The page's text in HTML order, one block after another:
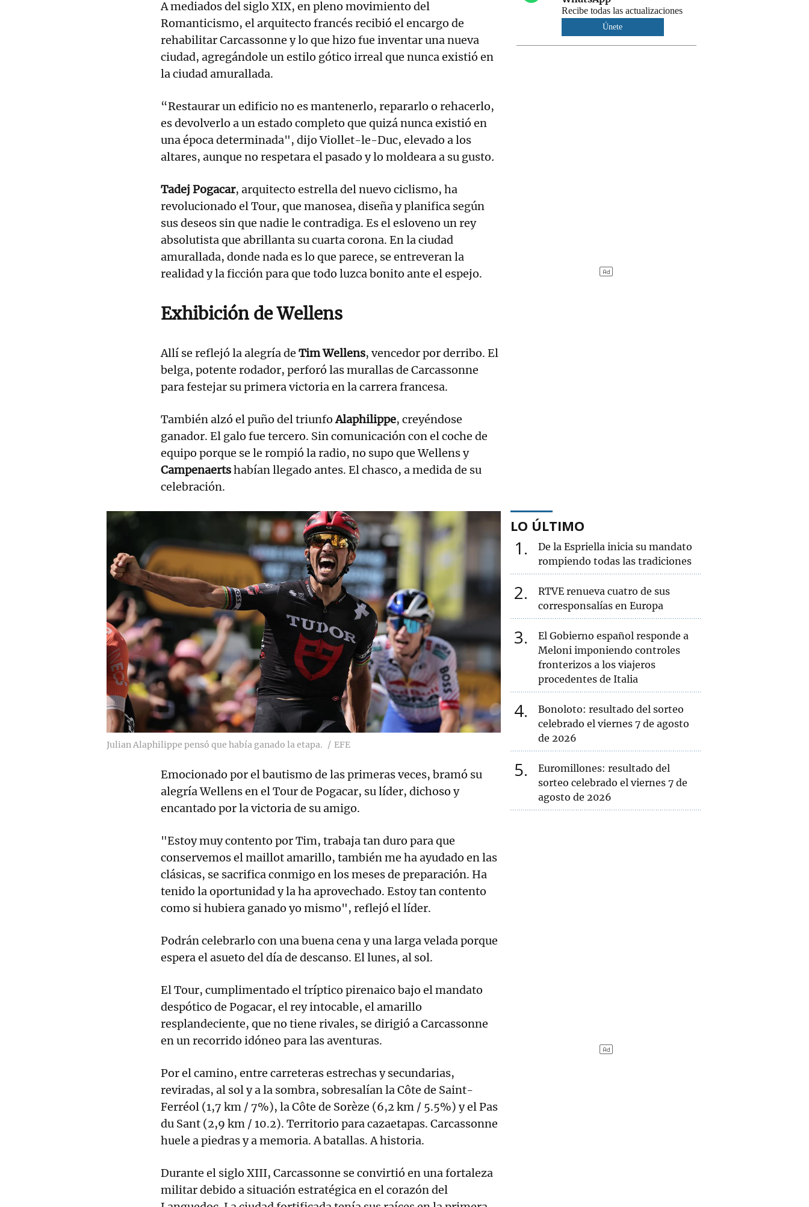
A mediados del siglo XIX, en pleno movimiento del
Romanticismo, el arquitecto francés recibió el encargo de
rehabilitar Carcassonne y lo que hizo fue inventar una nueva
ciudad, agregándole un estilo gótico irreal que nunca existió en
la ciudad amurallada.
“Restaurar un edificio no es mantenerlo, repararlo o rehacerlo,
es devolverlo a un estado completo que quizá nunca existió en
una época determinada", dijo Viollet-le-Duc, elevado a los
altares, aunque no respetara el pasado y lo moldeara a su gusto.
Tadej Pogacar, arquitecto estrella del nuevo ciclismo, ha
revolucionado el Tour, que manosea, diseña y planifica según
sus deseos sin que nadie le contradiga. Es el esloveno un rey
absolutista que abrillanta su cuarta corona. En la ciudad
amurallada, donde nada es lo que parece, se entreveran la
realidad y la ficción para que todo luzca bonito ante el espejo.
Exhibición de Wellens
Allí se reflejó la alegría de Tim Wellens, vencedor por derribo. El
belga, potente rodador, perforó las murallas de Carcassonne
para festejar su primera victoria en la carrera francesa.
También alzó el puño del triunfoAlaphilippe, creyéndose
ganador. El galo fue tercero. Sin comunicación con el coche de
equipo porque se le rompió la radio, no supo que Wellens y
Campenaertshabían llegado antes. El chasco, a medida de su
celebración.
Julian Alaphilippe pensó que había ganado la etapa. EFE
Emocionado por el bautismo de las primeras veces, bramó su
alegría Wellens en el Tour de Pogacar, su líder, dichoso y
encantado por la victoria de su amigo.
"Estoy muy contento por Tim, trabaja tan duro para que
conservemos el maillot amarillo, también me ha ayudado en las
clásicas, se sacrifica conmigo en los meses de preparación. Ha
tenido la oportunidad y la ha aprovechado. Estoy tan contento
como si hubiera ganado yo mismo", reflejó el líder.
Podrán celebrarlo con una buena cena y una larga velada porque
espera el asueto del día de descanso. El lunes, al sol.
El Tour, cumplimentado el tríptico pirenaico bajo el mandato
despótico de Pogacar, el rey intocable, el amarillo
resplandeciente, que no tiene rivales, se dirigió a Carcassonne
en un recorrido idóneo para las aventuras.
Por el camino, entre carreteras estrechas y secundarias,
reviradas, al sol y a la sombra, sobresalían la Côte de Saint-
Ferréol (1,7 km / 7%), la Côte de Sorèze (6,2 km / 5.5%) y el Pas
du Sant (2,9 km / 10.2). Territorio para cazaetapas. Carcassonne
huele a piedras y a memoria. A batallas. A historia.
Durante el siglo XIII, Carcassonne se convirtió en una fortaleza
militar debido a situación estratégica en el corazón del
Recibe todas las actualizaciones
Únete
LO ÚLTIMO
1
De la Espriella inicia su mandato
rompiendo todas las tradiciones
2
RTVE renueva cuatro de sus
corresponsalías en Europa
3
El Gobierno español responde a
Meloni imponiendo controles
fronterizos a los viajeros
procedentes de Italia
4
Bonoloto: resultado del sorteo
celebrado el viernes 7 de agosto
de 2026
5
Euromillones: resultado del
sorteo celebrado el viernes 7 de
agosto de 2026